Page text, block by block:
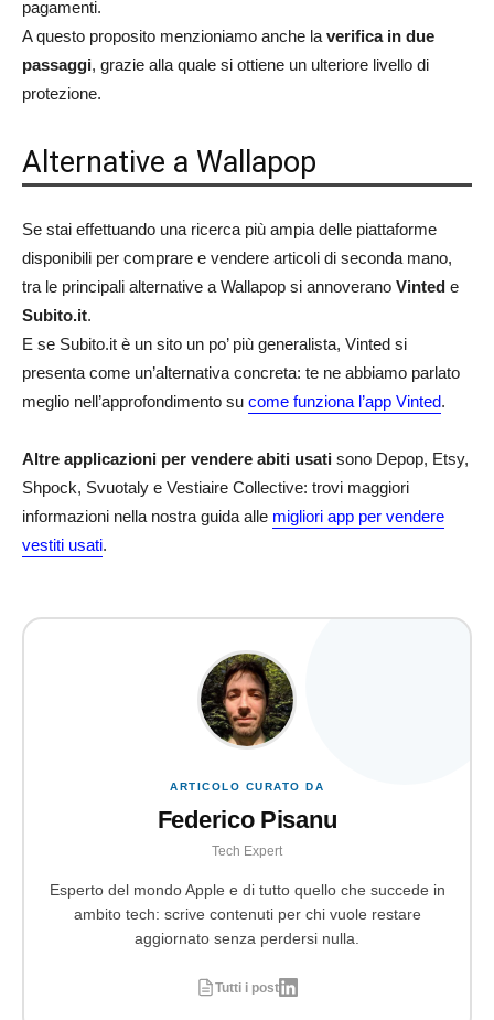
pagamenti.
A questo proposito menzioniamo anche laverifica in due
passaggi, grazie alla quale si ottiene un ulteriore livello di
protezione.
Alternative a Wallapop
Se stai effettuando una ricerca più ampia delle piattaforme
disponibili per comprare e vendere articoli di seconda mano,
tra le principali alternative a Wallapop si annoverano Vinted e
Subito.it.
E se Subito.it è un sito un po’ più generalista, Vinted si
presenta come un’alternativa concreta: te ne abbiamo parlato
meglio nell’approfondimento su come funziona l’app Vinted.
Altre applicazioni per vendere abiti usati sono Depop, Etsy,
Shpock, Svuotaly e Vestiaire Collective: trovi maggiori
informazioni nella nostra guida alle migliori app per vendere
vestiti usati.
ARTICOLO CURATO DA
Federico Pisanu
Tech Expert
Esperto del mondo Apple e di tutto quello che succede in
ambito tech: scrive contenuti per chi vuole restare
aggiornato senza perdersi nulla.
Tutti i post